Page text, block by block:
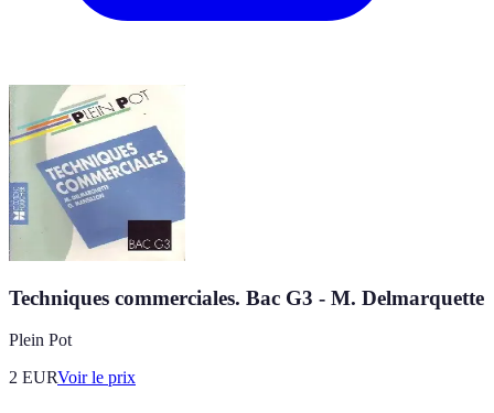
Techniques commerciales. Bac G3 - M. Delmarquette
Plein Pot
2 EURVoir le prix